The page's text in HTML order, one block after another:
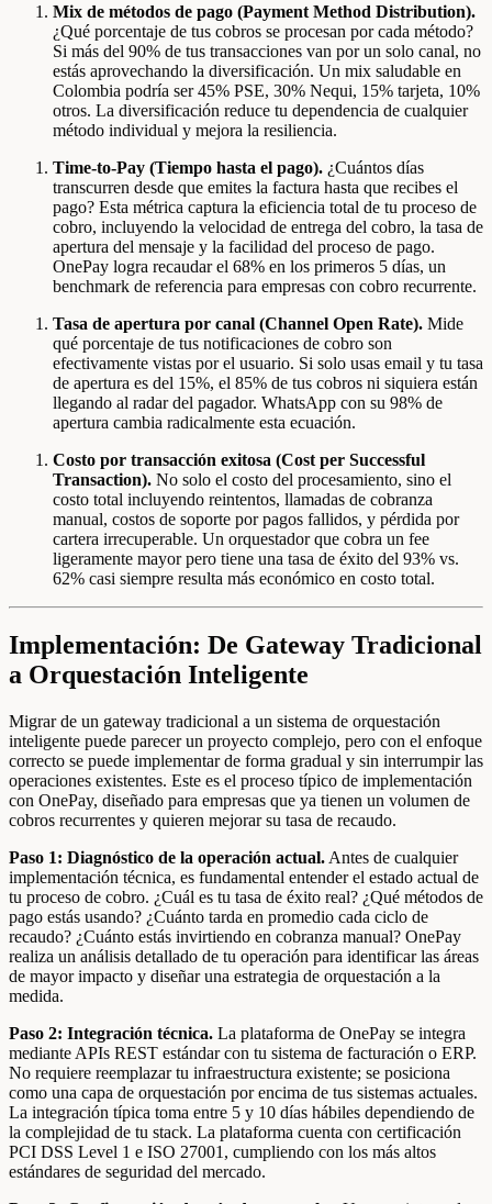
Mix de métodos de pago (Payment Method Distribution).
¿Qué porcentaje de tus cobros se procesan por cada método?
Si más del 90% de tus transacciones van por un solo canal, no
estás aprovechando la diversificación. Un mix saludable en
Colombia podría ser 45% PSE, 30% Nequi, 15% tarjeta, 10%
otros. La diversificación reduce tu dependencia de cualquier
método individual y mejora la resiliencia.
Time-to-Pay (Tiempo hasta el pago). ¿Cuántos días
transcurren desde que emites la factura hasta que recibes el
pago? Esta métrica captura la eficiencia total de tu proceso de
cobro, incluyendo la velocidad de entrega del cobro, la tasa de
apertura del mensaje y la facilidad del proceso de pago.
OnePay logra recaudar el 68% en los primeros 5 días, un
benchmark de referencia para empresas con cobro recurrente.
Tasa de apertura por canal (Channel Open Rate). Mide
qué porcentaje de tus notificaciones de cobro son
efectivamente vistas por el usuario. Si solo usas email y tu tasa
de apertura es del 15%, el 85% de tus cobros ni siquiera están
llegando al radar del pagador. WhatsApp con su 98% de
apertura cambia radicalmente esta ecuación.
Costo por transacción exitosa (Cost per Successful
Transaction). No solo el costo del procesamiento, sino el
costo total incluyendo reintentos, llamadas de cobranza
manual, costos de soporte por pagos fallidos, y pérdida por
cartera irrecuperable. Un orquestador que cobra un fee
ligeramente mayor pero tiene una tasa de éxito del 93% vs.
62% casi siempre resulta más económico en costo total.
Implementación: De Gateway Tradicional
a Orquestación Inteligente
Migrar de un gateway tradicional a un sistema de orquestación
inteligente puede parecer un proyecto complejo, pero con el enfoque
correcto se puede implementar de forma gradual y sin interrumpir las
operaciones existentes. Este es el proceso típico de implementación
con OnePay, diseñado para empresas que ya tienen un volumen de
cobros recurrentes y quieren mejorar su tasa de recaudo.
Paso 1: Diagnóstico de la operación actual. Antes de cualquier
implementación técnica, es fundamental entender el estado actual de
tu proceso de cobro. ¿Cuál es tu tasa de éxito real? ¿Qué métodos de
pago estás usando? ¿Cuánto tarda en promedio cada ciclo de
recaudo? ¿Cuánto estás invirtiendo en cobranza manual? OnePay
realiza un análisis detallado de tu operación para identificar las áreas
de mayor impacto y diseñar una estrategia de orquestación a la
medida.
Paso 2: Integración técnica. La plataforma de OnePay se integra
mediante APIs REST estándar con tu sistema de facturación o ERP.
No requiere reemplazar tu infraestructura existente; se posiciona
como una capa de orquestación por encima de tus sistemas actuales.
La integración típica toma entre 5 y 10 días hábiles dependiendo de
la complejidad de tu stack. La plataforma cuenta con certificación
PCI DSS Level 1 e ISO 27001, cumpliendo con los más altos
estándares de seguridad del mercado.